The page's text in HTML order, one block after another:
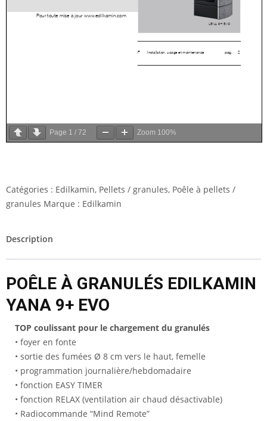
Page 1 / 72 Zoom 100%
Catégories : Edilkamin, Pellets / granules, Poêle à pellets /
granules Marque : Edilkamin
Description
POÊLE À GRANULÉS EDILKAMIN
YANA 9+ EVO
TOP coulissant pour le chargement du granulés
• foyer en fonte
• sortie des fumées Ø 8 cm vers le haut, femelle
• programmation journalière/hebdomadaire
• fonction EASY TIMER
• fonction RELAX (ventilation air chaud désactivable)
• Radiocommande “Mind Remote”